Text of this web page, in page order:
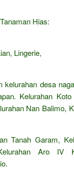
Hias:
Lingerie,
desa
Kelurahan
Nan Balimo,
Tanah Garam,
Aro IV